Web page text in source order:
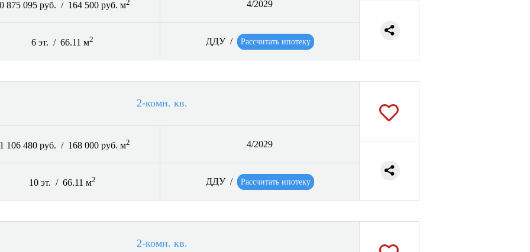
875 095 руб. / 164 500 руб. м2 4/2029
6 эт. / 66.11 м2 ДДУ / Рассчитать ипотеку
2-комн. кв.
106 480 руб. / 168 000 руб. м2 4/2029
10 эт. / 66.11 м2 ДДУ / Рассчитать ипотеку
2-комн. кв.